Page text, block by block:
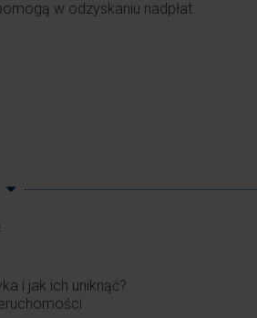
w odzyskaniu nadpłat.
i jak ich uniknąć?